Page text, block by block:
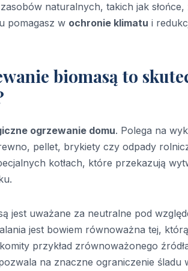
naturalnych, takich jak słońce,
pomagasz w ochronie klimatu i
biomasą to
ogrzewanie domu. Polega na
pellet, brykiety czy odpady
kotłach, które przekazują
jest uważane za neutralne pod
jest bowiem równoważna tej,
przykład zrównoważonego
na znaczne ograniczenie śladu